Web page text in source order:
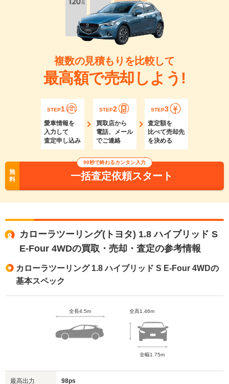
複数の見積もりを比較して
最高額で売却しよう!
STEP1
愛車情報を
入力して
査定申し込み
STEP2
買取店から
電話、メール
でご連絡
STEP3
査定額を
比べて売却先
を決める
無
料
90秒で終わるカンタン入力
一括査定依頼スタート
カローラツーリング(トヨタ) 1.8 ハイブリッド S
E-Four 4WDの買取・売却・査定の参考情報
カローラツーリング 1.8 ハイブリッド S E-Four 4WDの
基本スペック
全長4.5m 全高1.46m
全幅1.75m
最高出力 98ps